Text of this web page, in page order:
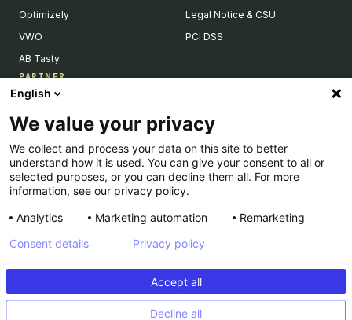
Optimizely
VWO
AB Tasty
PARTNER
Become a Partner
Integrations Directory
Partners Directory
Legal Notice & CSU
PCI DSS
© Kameleoon — 2026 All rights Reserved
Privacy Policy
English
We value your privacy
We collect and process your data on this site to better
understand how it is used. You can give your consent to all or
selected purposes, or you can decline them all. For more
information, see our privacy policy.
Analytics
Marketing automation Remarketing
Accept all
Decline all
Consent details Privacy policy